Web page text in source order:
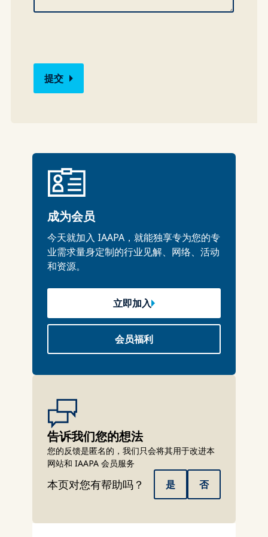
成为会员
今天就加入 IAAPA，就能独享专为您的专
业需求量身定制的行业见解、网络、活动
和资源。
立即加入
会员福利
告诉我们您的想法
您的反馈是匿名的，我们只会将其用于改进本
网站和 IAAPA 会员服务
本页对您有帮助吗？ 是 否